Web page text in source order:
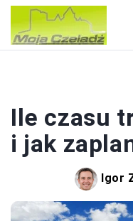
Ile czasu
i jak
Igor